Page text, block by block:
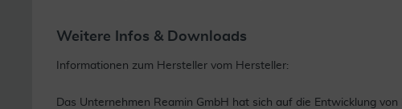
Weitere Infos & Downloads
Informationen zum Hersteller vom Hersteller:
Das Unternehmen Reamin GmbH hat sich auf die Entwicklung